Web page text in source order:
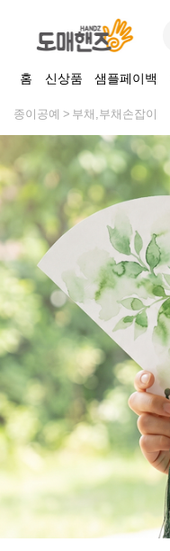
홈 신상품 샘플페이백
종이공예 부채,부채손잡이